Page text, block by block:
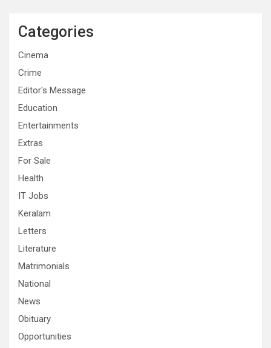
Categories
Cinema
Crime
Editor's Message
Education
Entertainments
Extras
For Sale
Health
IT Jobs
Keralam
Letters
Literature
Matrimonials
National
News
Obituary
Opportunities